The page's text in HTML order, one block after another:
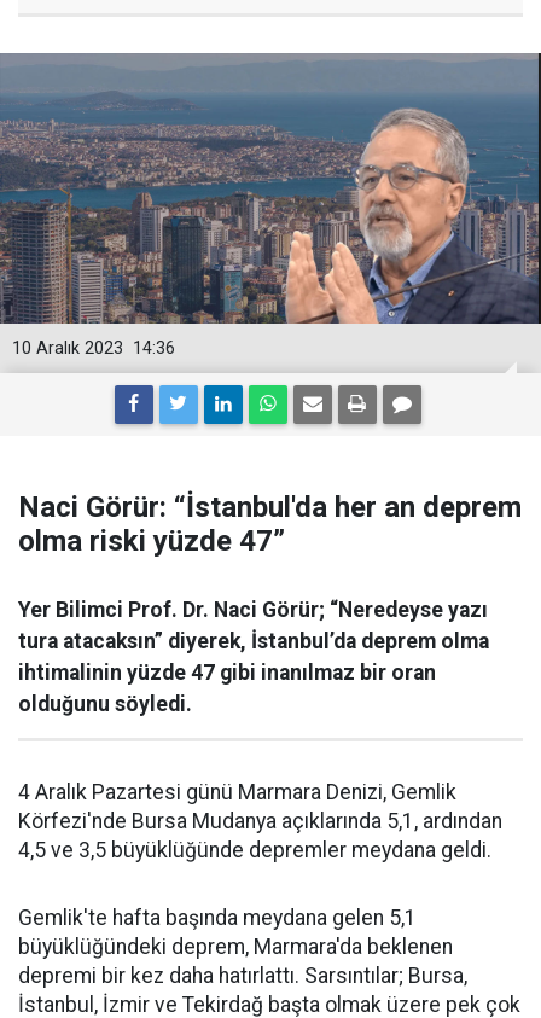
14:36
10 Aralık 2023
Naci Görür: “İstanbul'da her an deprem
olma riski yüzde 47”
Yer Bilimci Prof. Dr. Naci Görür; “Neredeyse yazı
tura atacaksın” diyerek, İstanbul’da deprem olma
ihtimalinin yüzde 47 gibi inanılmaz bir oran
olduğunu söyledi.
4 Aralık Pazartesi günü Marmara Denizi, Gemlik
Körfezi'nde Bursa Mudanya açıklarında 5,1, ardından
4,5 ve 3,5 büyüklüğünde depremler meydana geldi.
Gemlik'te hafta başında meydana gelen 5,1
büyüklüğündeki deprem, Marmara'da beklenen
depremi bir kez daha hatırlattı. Sarsıntılar; Bursa,
İstanbul, İzmir ve Tekirdağ başta olmak üzere pek çok